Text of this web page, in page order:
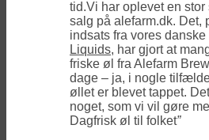
tid.Vi har oplevet en
salg på alefarm.dk. Det,
indsats fra vores
Liquids, har gjort at
friske øl fra Alefarm
dage – ja, i nogle
øllet er blevet tappet.
noget, som vi vil gøre
Dagfrisk øl til folket”